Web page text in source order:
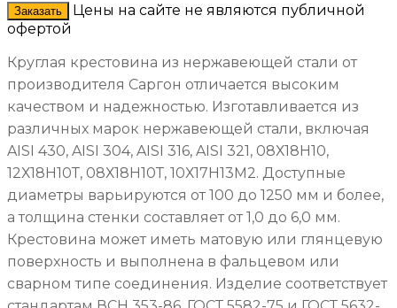
Заказать
Цены на сайте не являются публичной
офертой
Круглая крестовина из нержавеющей стали от
производителя Саргон отличается высоким
качеством и надежностью. Изготавливается из
различных марок нержавеющей стали, включая
AISI 430, AISI 304, AISI 316, AISI 321, 08Х18Н10,
12Х18Н10Т, 08Х18Н10Т, 10Х17Н13М2. Доступные
диаметры варьируются от 100 до 1250 мм и более,
а толщина стенки составляет от 1,0 до 6,0 мм.
Крестовина может иметь матовую или глянцевую
поверхность и выполнена в фальцевом или
сварном типе соединения. Изделие соответствует